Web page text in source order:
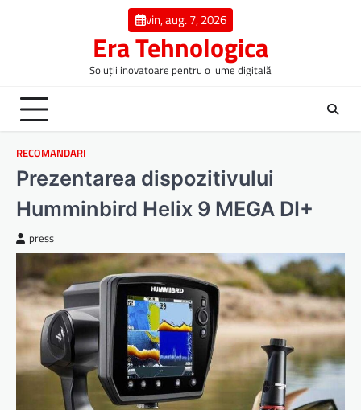
vin, aug. 7, 2026
Era Tehnologica
Soluții inovatoare pentru o lume digitală
RECOMANDARI
Prezentarea dispozitivului
Humminbird Helix 9 MEGA DI+
press